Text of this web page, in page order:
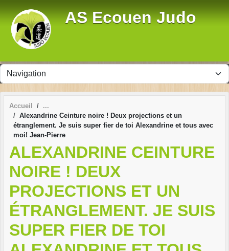
AS Ecouen Judo
Accueil
Alexandrine Ceinture noire ! Deux projections et un
étranglement. Je suis super fier de toi Alexandrine et tous avec
moi! Jean-Pierre
ALEXANDRINE CEINTURE
NOIRE ! DEUX
PROJECTIONS ET UN
ÉTRANGLEMENT. JE SUIS
SUPER FIER DE TOI